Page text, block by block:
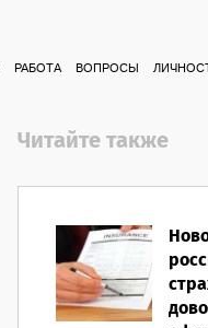
РАБОТА ВОПРОСЫ
Читайте также